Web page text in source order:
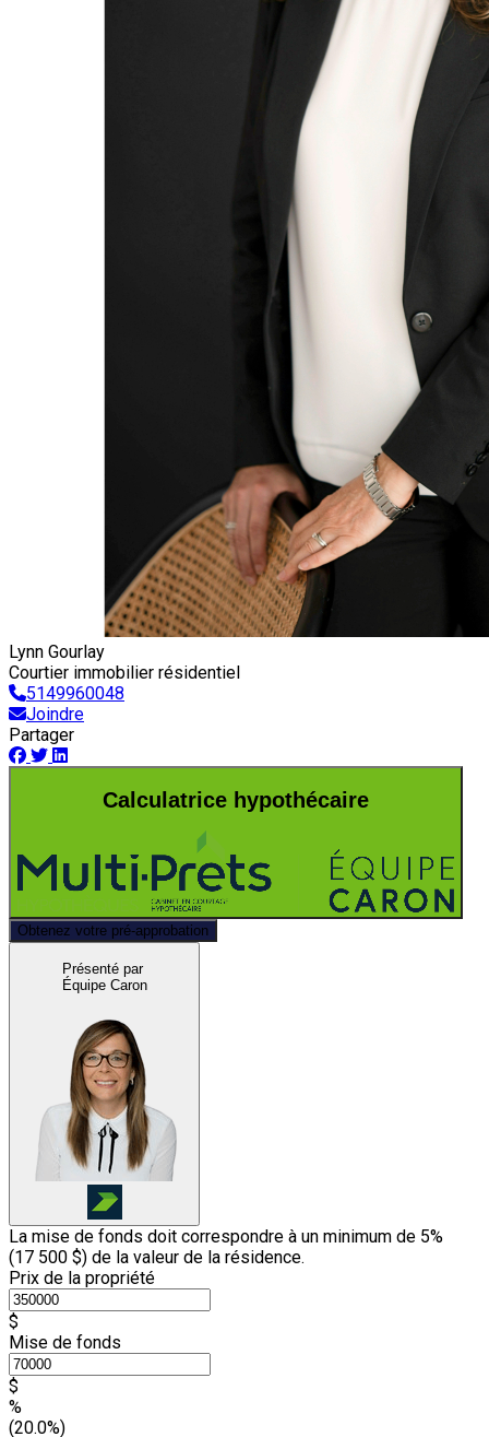
Lynn Gourlay
Courtier immobilier résidentiel
5149960048
Joindre
Partager
Calculatrice hypothécaire
Obtenez votre pré-approbation
Présenté par
Équipe Caron
La mise de fonds doit correspondre à un minimum de 5%
(17 500 $) de la valeur de la résidence.
Prix de la propriété
$
Mise de fonds
$
%
(20.0%)